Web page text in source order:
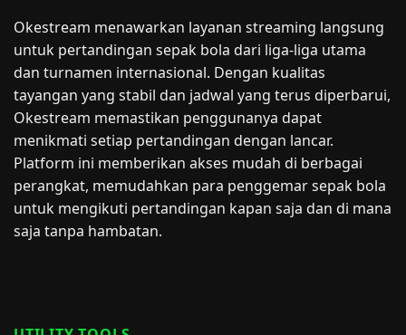
Okestream menawarkan layanan streaming langsung
untuk pertandingan sepak bola dari liga-liga utama
dan turnamen internasional. Dengan kualitas
tayangan yang stabil dan jadwal yang terus diperbarui,
Okestream memastikan penggunanya dapat
menikmati setiap pertandingan dengan lancar.
Platform ini memberikan akses mudah di berbagai
perangkat, memudahkan para penggemar sepak bola
untuk mengikuti pertandingan kapan saja dan di mana
saja tanpa hambatan.